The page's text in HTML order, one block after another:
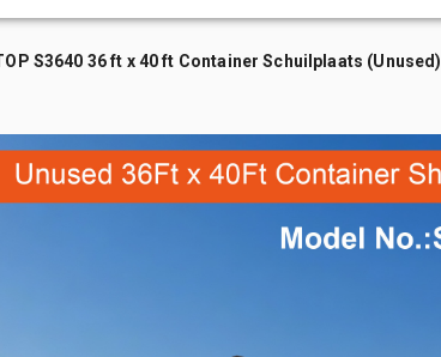
S3640 36 ft x 40 ft Container Schuilplaats (Unused)